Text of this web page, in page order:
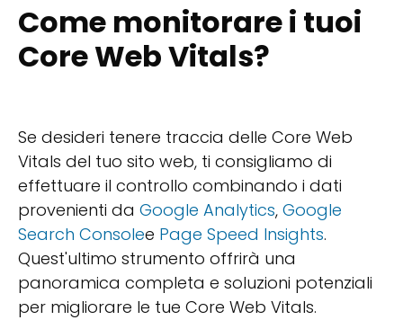
Come monitorare i tuoi
Core Web Vitals?
Se desideri tenere traccia delle Core Web
Vitals del tuo sito web, ti consigliamo di
effettuare il controllo combinando i dati
provenienti da Google Analytics, Google
Search Consolee Page Speed Insights.
Quest'ultimo strumento offrirà una
panoramica completa e soluzioni potenziali
per migliorare le tue Core Web Vitals.